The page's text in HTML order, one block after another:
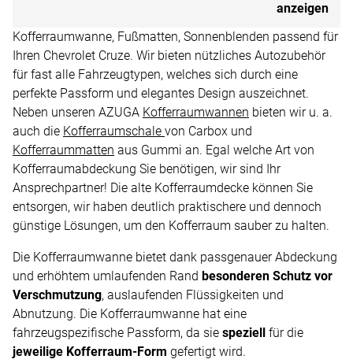
anzeigen
Kofferraumwanne, Fußmatten, Sonnenblenden passend für
Ihren Chevrolet Cruze. Wir bieten nützliches Autozubehör
für fast alle Fahrzeugtypen, welches sich durch eine
perfekte Passform und elegantes Design auszeichnet.
Neben unseren AZUGA Kofferraumwannen bieten wir u. a.
auch die Kofferraumschale von Carbox und
Kofferraummatten aus Gummi an. Egal welche Art von
Kofferraumabdeckung Sie benötigen, wir sind Ihr
Ansprechpartner! Die alte Kofferraumdecke können Sie
entsorgen, wir haben deutlich praktischere und dennoch
günstige Lösungen, um den Kofferraum sauber zu halten.
Die Kofferraumwanne bietet dank passgenauer Abdeckung
und erhöhtem umlaufenden Rand besonderen Schutz vor
Verschmutzung, auslaufenden Flüssigkeiten und
Abnutzung. Die Kofferraumwanne hat eine
fahrzeugspezifische Passform, da sie speziell für die
jeweilige Kofferraum-Form gefertigt wird.